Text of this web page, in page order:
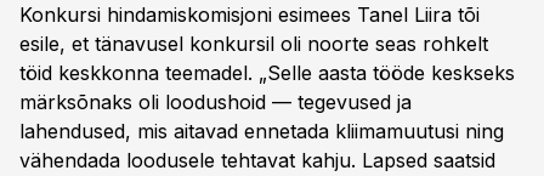
Konkursi hindamiskomisjoni esimees Tanel Liira tõi
esile, et tänavusel konkursil oli noorte seas rohkelt
töid keskkonna teemadel. „Selle aasta tööde keskseks
märksõnaks oli loodushoid — tegevused ja
lahendused, mis aitavad ennetada kliimamuutusi ning
vähendada loodusele tehtavat kahju. Lapsed saatsid